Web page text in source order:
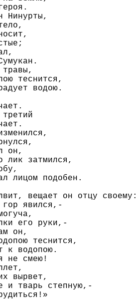
Нинурты,
теснится,
водою.
он,
лик затмился,
лицом подобен.
вещает он отцу своему:
явился,-
его руки,-
он,
теснится,
к водопою.
не смею!
вырвет,
и тварь степную,-